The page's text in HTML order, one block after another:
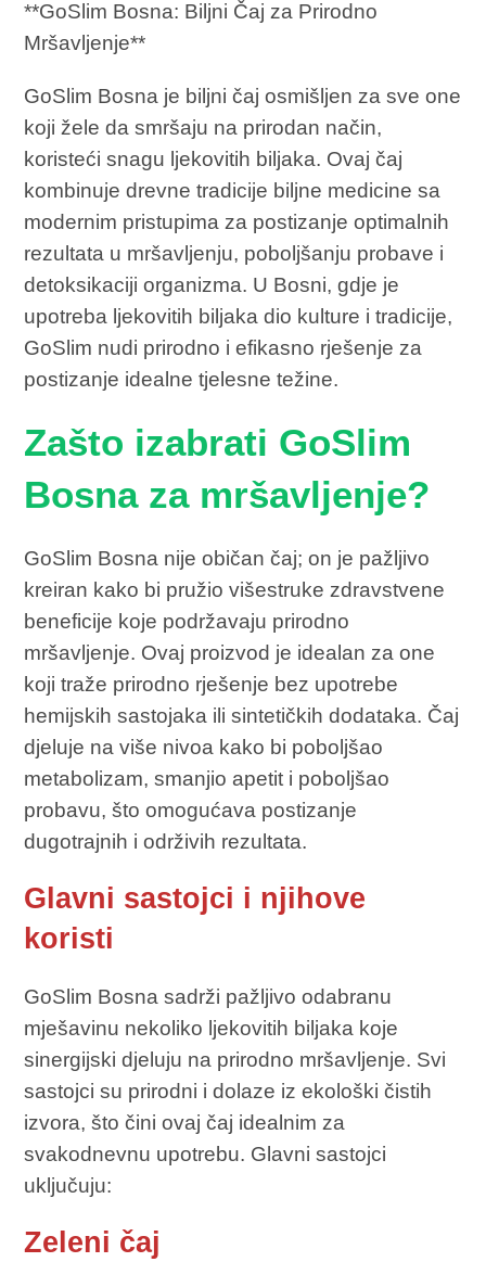
**GoSlim Bosna: Biljni Čaj za Prirodno
Mršavljenje**
GoSlim Bosna je biljni čaj osmišljen za sve one
koji žele da smršaju na prirodan način,
koristeći snagu ljekovitih biljaka. Ovaj čaj
kombinuje drevne tradicije biljne medicine sa
modernim pristupima za postizanje optimalnih
rezultata u mršavljenju, poboljšanju probave i
detoksikaciji organizma. U Bosni, gdje je
upotreba ljekovitih biljaka dio kulture i tradicije,
GoSlim nudi prirodno i efikasno rješenje za
postizanje idealne tjelesne težine.
Zašto izabrati GoSlim
Bosna za mršavljenje?
GoSlim Bosna nije običan čaj; on je pažljivo
kreiran kako bi pružio višestruke zdravstvene
beneficije koje podržavaju prirodno
mršavljenje. Ovaj proizvod je idealan za one
koji traže prirodno rješenje bez upotrebe
hemijskih sastojaka ili sintetičkih dodataka. Čaj
djeluje na više nivoa kako bi poboljšao
metabolizam, smanjio apetit i poboljšao
probavu, što omogućava postizanje
dugotrajnih i održivih rezultata.
Glavni sastojci i njihove
koristi
GoSlim Bosna sadrži pažljivo odabranu
mješavinu nekoliko ljekovitih biljaka koje
sinergijski djeluju na prirodno mršavljenje. Svi
sastojci su prirodni i dolaze iz ekološki čistih
izvora, što čini ovaj čaj idealnim za
svakodnevnu upotrebu. Glavni sastojci
uključuju:
Zeleni čaj